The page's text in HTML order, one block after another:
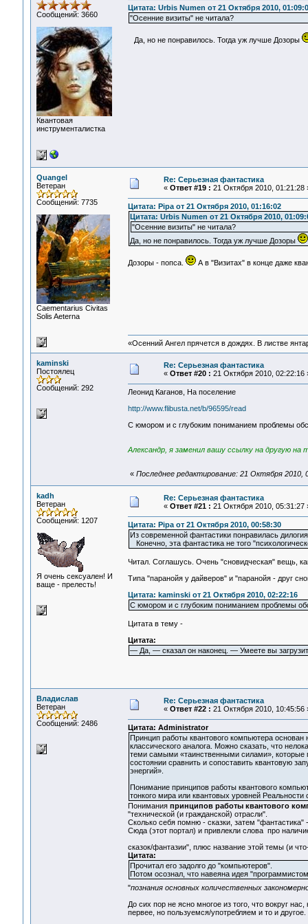
Сообщений: 3660
Квантовая
инструменталистка
Цитата: Urbis Numen от 21 Октября 2010,
"Осенние визиты" не читала?
Да, но не понравилось. Тогда уж лучше Дозоры
Quangel
Ветеран
Сообщений: 7735
Сaementarius Civitas
Solis Aeterna
Re: Серьезная фантастика
« Ответ #19 : 21 Октября 2010, 01:21:28
Цитата: Pipa от 21 Октября 2010, 01:16:02
Цитата: Urbis Numen от 21 Октября 2010,
"Осенние визиты" не читала?
Да, но не понравилось. Тогда уж лучше Дозоры
Дозоры - попса. А в "Визитах" в конце даже
«Осенний Ангел прячется в дождях. В листве
kaminski
Постоялец
Сообщений: 292
Re: Серьезная фантастика
« Ответ #20 : 21 Октября 2010, 02:22:16
Леонид Каганов, На поселение
http://www.flibusta.net/b/96595/read
С юмором и с глубоким пониманием проблемы
Александр, я заменил вашу ссылку на другую
« Последнее редактирование: 21 Октября 2010,
kadh
Ветеран
Сообщений: 1207
Я очень сексуален! И
ваще - прелесть!
Re: Серьезная фантастика
« Ответ #21 : 21 Октября 2010, 05:31:27
Цитата: Pipa от 21 Октября 2010, 00:58:30
Из современной фантастики понравилась
Конечно, эта фантастика не того
Читал. Соглашусь. Очень "сновидческая" вещь,
Типа "паранойя у дайверов" и "паранойя - друг
Цитата: kaminski от 21 Октября 2010, 02:22:16
С юмором и с глубоким пониманием проблемы
Цитата в тему -
Цитата:
— Да, — сказал он наконец. — Умеете вы
Владислав
Ветеран
Сообщений: 2486
Re: Серьезная фантастика
« Ответ #22 : 21 Октября 2010, 10:45:56
Цитата: Administrator
Принцип работы квантового компьютера
классического аналога. Можно сказать, что
теми самыми «таинственными силами», которые
состоянии сравнить и сопоставить квантовую
энергий».
Понимание принципов работы квантового
тонкого мира или квантовых уровней
Понимания принципов работы квантового
"технической (и гражданской) отрасли".
Сколько себя помню - сказки, затем "фантастика"
Сюда (этот портал) и привлекли слова про
сказок/фантазии", плюс название этой темы (и
Цитата:
Прочитал его задолго до "компьютеров".
Потом осознал, что навеяна идея
"познания основных количественных
До сих пор не ясно многое из того, что вокруг
первее, но пользуемся/употребляем и то и другое.